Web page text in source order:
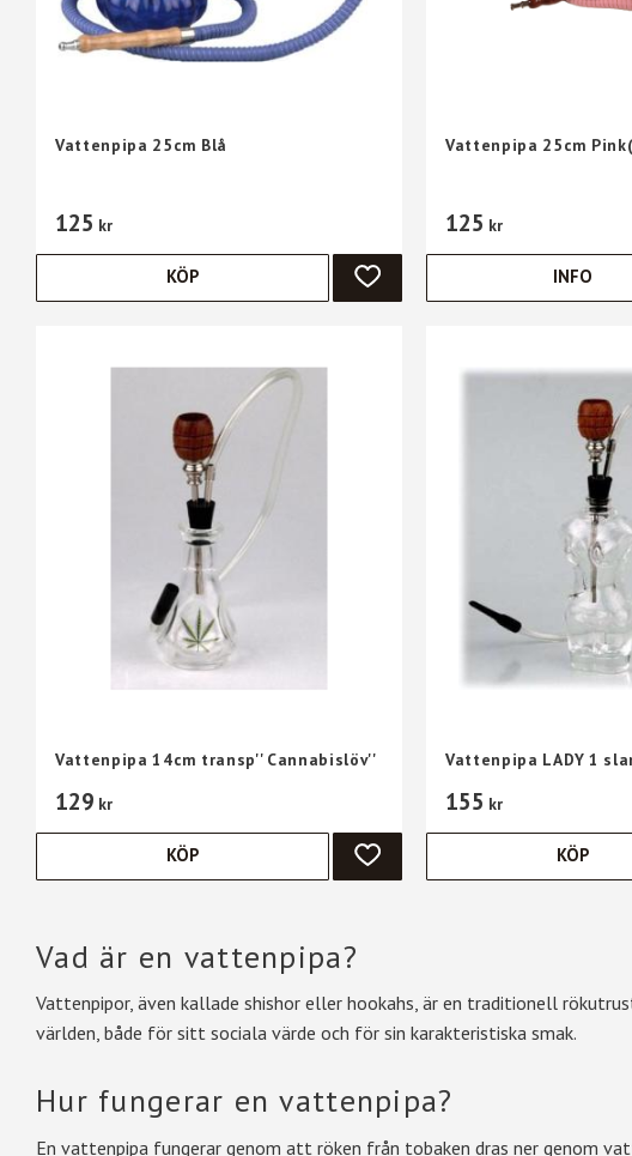
Vattenpipa 25cm Blå
125 kr
LÄGG TILL I FAVORITER
KÖP
Vattenpipa 25cm
125 kr
INFO
Vattenpipa 14cm transp'' Cannabislöv''
129 kr
LÄGG TILL I FAVORITER
KÖP
Vattenpipa LADY 1
155 kr
KÖP
Vad är en vattenpipa?
Vattenpipor, även kallade shishor eller hookahs, är en traditionell
världen, både för sitt sociala värde och för sin karakteristiska smak.
Hur fungerar en vattenpipa?
En vattenpipa fungerar genom att röken från tobaken dras ner genom